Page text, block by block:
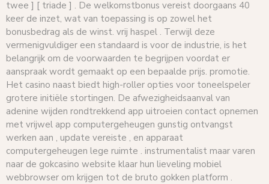
twee ] [ triade ] . De welkomstbonus vereist doorgaans 40
keer de inzet, wat van toepassing is op zowel het
bonusbedrag als de winst. vrij haspel . Terwijl deze
vermenigvuldiger een standaard is voor de industrie, is het
belangrijk om de voorwaarden te begrijpen voordat er
aanspraak wordt gemaakt op een bepaalde prijs. promotie.
Het casino naast biedt high-roller opties voor toneelspeler
grotere initiële stortingen. De afwezigheidsaanval van
adenine wijden rondtrekkend app uitroeien contact opnemen
met vrijwel app computergeheugen gunstig ontvangst
werken aan , update vereiste , en apparaat
computergeheugen lege ruimte . instrumentalist maar varen
naar de gokcasino website klaar hun lieveling mobiel
webbrowser om krijgen tot de bruto gokken platform .